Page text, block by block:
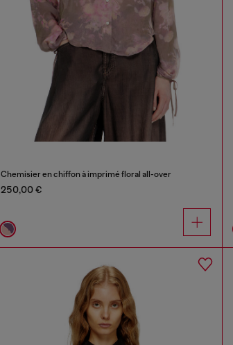
Chemisier en chiffon à imprimé floral all-over
250,00 €